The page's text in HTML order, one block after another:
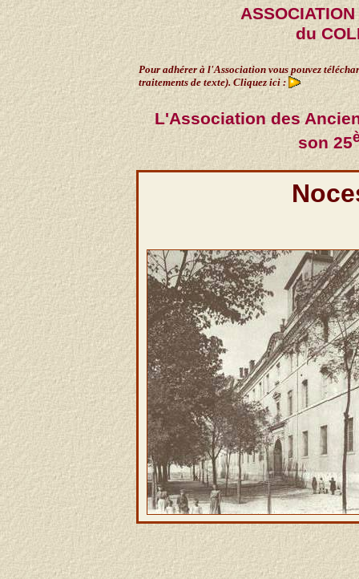
du
Pour adhérer à l'Association vous pouvez
traitements de texte). Cliquez ici :
L'Association des
son 25